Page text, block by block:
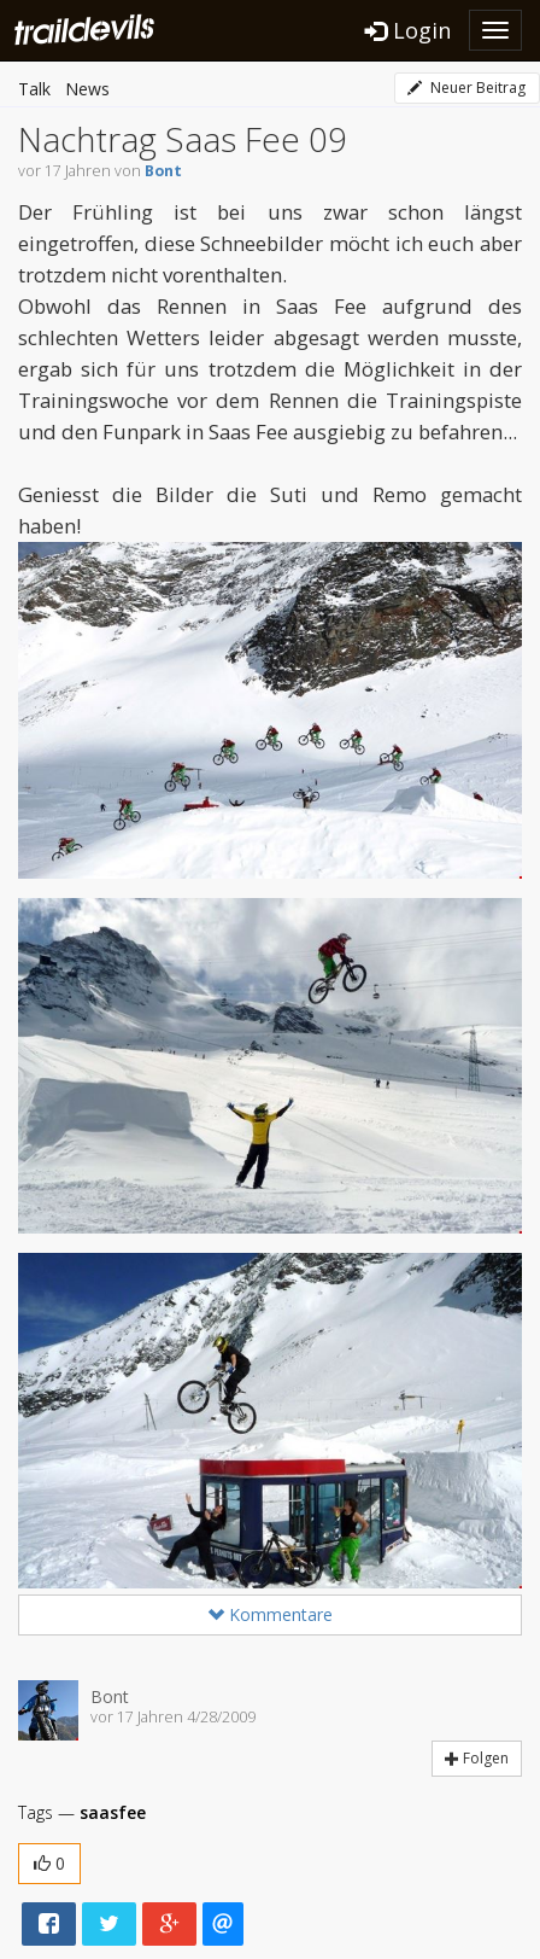
Login
Talk News Neuer Beitrag
Nachtrag Saas Fee 09
vor 17 Jahren von Bont
Der Frühling ist bei uns zwar schon längst
eingetroffen, diese Schneebilder möcht ich euch aber
trotzdem nicht vorenthalten.
Obwohl das Rennen in Saas Fee aufgrund des
schlechten Wetters leider abgesagt werden musste,
ergab sich für uns trotzdem die Möglichkeit in der
Trainingswoche vor dem Rennen die Trainingspiste
und den Funpark in Saas Fee ausgiebig zu befahren...
Geniesst die Bilder die Suti und Remo gemacht
haben!
Kommentare
Bont
vor 17 Jahren 4/28/2009
Folgen
Tags — saasfee
0